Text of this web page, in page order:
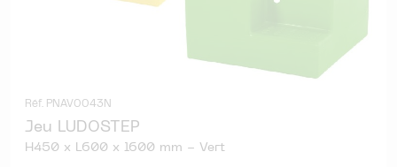
Réf. PNAV0043N
Jeu LUDOSTEP
H450 x L600 x l600 mm - Vert